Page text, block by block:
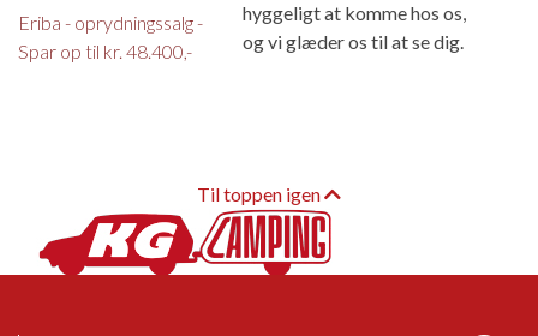
Eriba - oprydningssalg -
Spar op til kr. 48.400,-
hyggeligt at komme hos os,
og vi glæder os til at se dig.
Til toppen igen